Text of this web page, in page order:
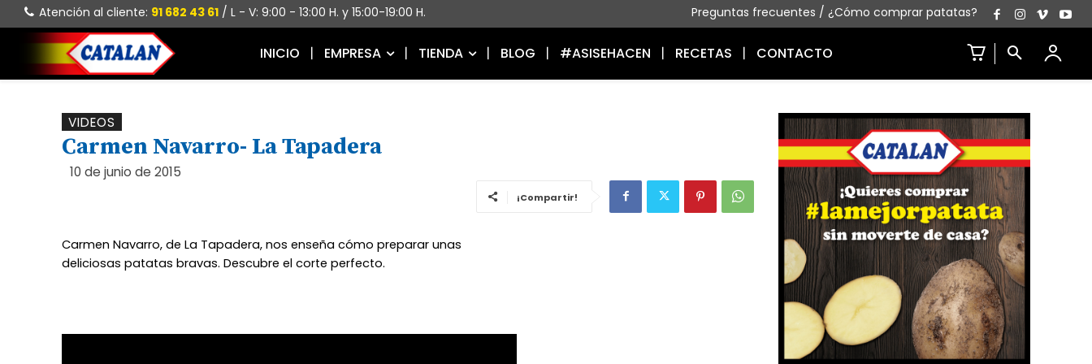
Atención al cliente: 91 682 43 61 / L - V: 9:00 - 13:00 H. y 15:00-19:00 H. Preguntas frecuentes / ¿Cómo comprar patatas?
INICIO EMPRESA TIENDA BLOG #ASISEHACEN RECETAS CONTACTO
VIDEOS
Carmen Navarro- La Tapadera
10 de junio de 2015
¡Compartir!
Carmen Navarro, de La Tapadera, nos enseña cómo preparar unas
deliciosas patatas bravas. Descubre el corte perfecto.